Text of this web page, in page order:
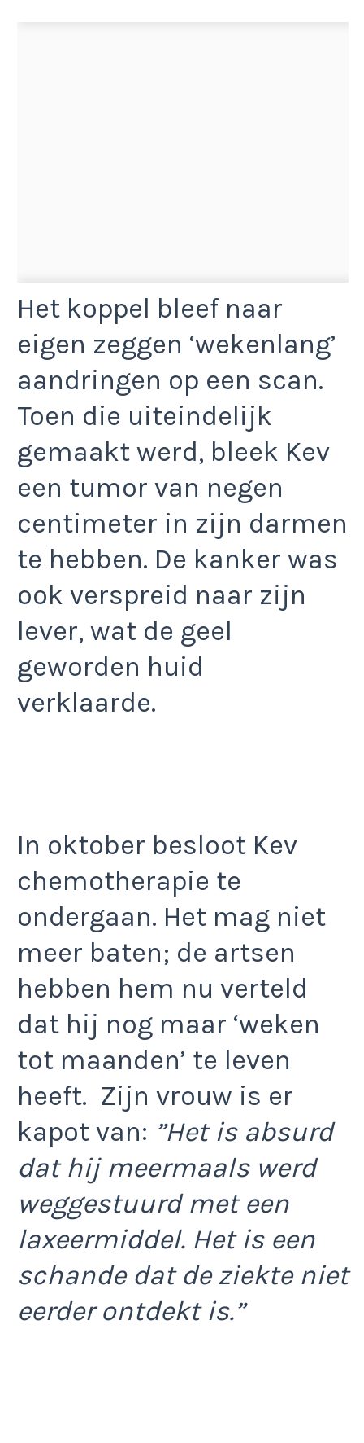
Het koppel bleef naar
eigen zeggen ‘wekenlang’
aandringen op een scan.
Toen die uiteindelijk
gemaakt werd, bleek Kev
een tumor van negen
centimeter in zijn darmen
te hebben. De kanker was
ook verspreid naar zijn
lever, wat de geel
geworden huid
verklaarde.
In oktober besloot Kev
chemotherapie te
ondergaan. Het mag niet
meer baten; de artsen
hebben hem nu verteld
dat hij nog maar ‘weken
tot maanden’ te leven
heeft. Zijn vrouw is er
kapot van: ”Het is absurd
dat hij meermaals werd
weggestuurd met een
laxeermiddel. Het is een
schande dat de ziekte niet
eerder ontdekt is.”